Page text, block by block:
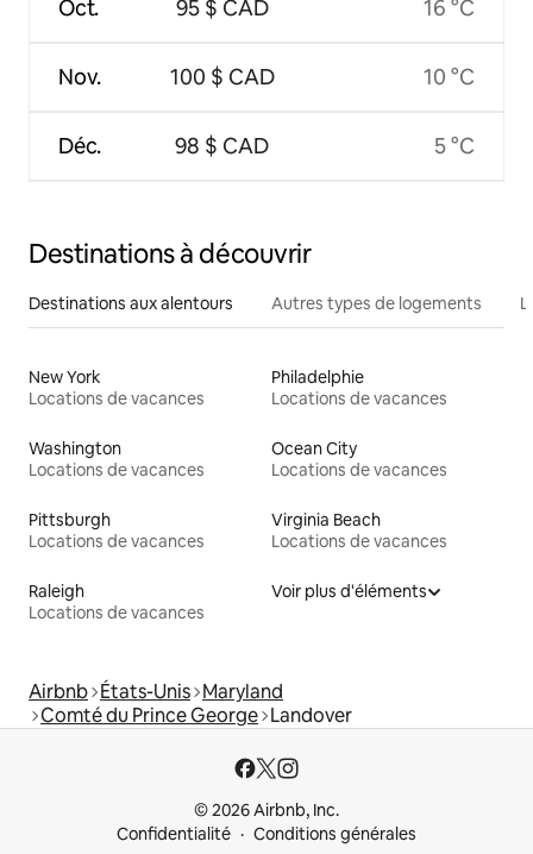
Oct.
Nov.
Déc.
95 $ CAD
100 $ CAD
98 $ CAD
16 °C
10 °C
5 °C
Destinations à découvrir
Destinations aux alentours Autres types de logements
New York
Locations de vacances
Philadelphie
Locations de vacances
Washington
Locations de vacances
Ocean City
Locations de vacances
Pittsburgh
Locations de vacances
Virginia Beach
Locations de vacances
Raleigh
Locations de vacances
Voir plus d'éléments
Airbnb États-Unis Maryland
Comté du Prince George Landover
© 2026 Airbnb, Inc.
Confidentialité
Conditions générales